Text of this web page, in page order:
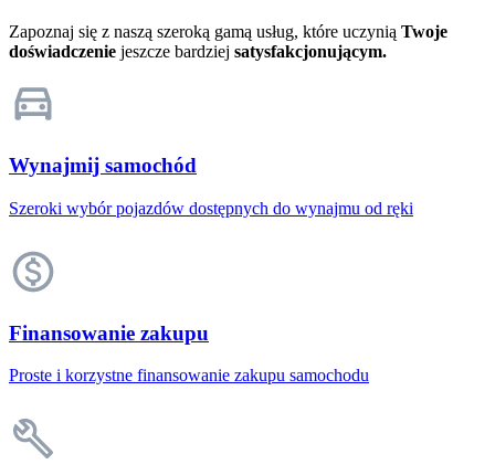
Zapoznaj się z naszą szeroką gamą usług, które uczynią Twoje
doświadczenie jeszcze bardziej satysfakcjonującym.
Wynajmij samochód
Szeroki wybór pojazdów dostępnych do wynajmu od ręki
Finansowanie zakupu
Proste i korzystne finansowanie zakupu samochodu